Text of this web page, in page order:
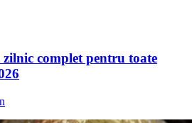
complet pentru toate